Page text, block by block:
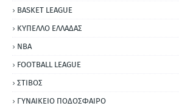
BASKET LEAGUE
ΚΥΠΕΛΛΟ ΕΛΛΑΔΑΣ
NBA
FOOTBALL LEAGUE
ΣΤΙΒΟΣ
ΓΥΝΑΙΚΕΙΟ ΠΟΔΟΣΦΑΙΡΟ